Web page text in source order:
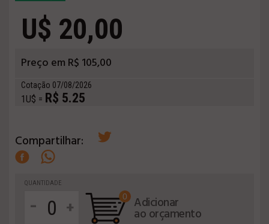
U$ 20,00
Preço em R$ 105,00
Cotação 07/08/2026
1U$ = R$ 5.25
Compartilhar:
QUANTIDADE
- +
0 Adicionar
ao orçamento